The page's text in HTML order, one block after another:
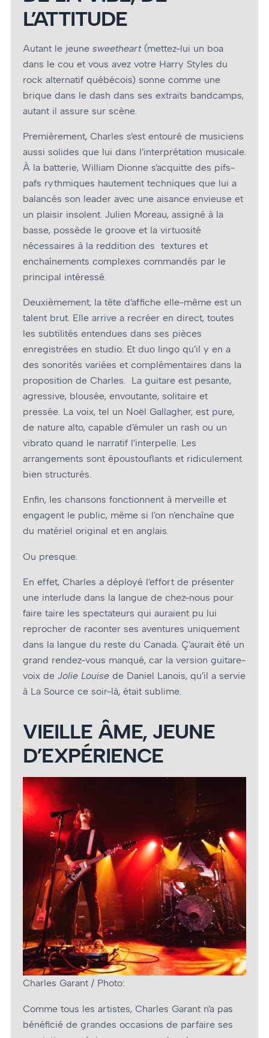
L’ATTITUDE
Autant le jeune sweetheart(mettez-lui un boa
dans le cou et vous avez votre Harry Styles du
rock alternatif québécois) sonne comme une
brique dans le dash dans ses extraits bandcamps,
autant il assure sur scène.
Premièrement, Charles s’est entouré de musiciens
aussi solides que lui dans l’interprétation musicale.
À la batterie, William Dionne s’acquitte des pifs-
pafs rythmiques hautement techniques que lui a
balancés son leader avec une aisance envieuse et
un plaisir insolent. Julien Moreau, assigné à la
basse, possède le groove et la virtuosité
nécessaires à la reddition des textures et
enchaînements complexes commandés par le
principal intéressé.
Deuxièmement, la tête d’affiche elle-même est un
talent brut. Elle arrive a recréer en direct, toutes
les subtilités entendues dans ses pièces
enregistrées en studio. Et duo lingo qu’il y en a
des sonorités variées et complémentaires dans la
proposition de Charles. La guitare est pesante,
agressive, blousée, envoutante, solitaire et
pressée. La voix, tel un Noël Gallagher, est pure,
de nature alto, capable d’émuler un rash ou un
vibrato quand le narratif l’interpelle. Les
arrangements sont époustouflants et ridiculement
bien structurés.
Enfin, les chansons fonctionnent à merveille et
engagent le public, même si l’on n’enchaîne que
du matériel original et en anglais.
Ou presque.
En effet, Charles a déployé l’effort de présenter
une interlude dans la langue de chez-nous pour
faire taire les spectateurs qui auraient pu lui
reprocher de raconter ses aventures uniquement
dans la langue du reste du Canada. Ç’aurait été un
grand rendez-vous manqué, car la version guitare-
voix de Jolie Louise de Daniel Lanois, qu’il a servie
à La Source ce soir-là, était sublime.
VIEILLE ÂME, JEUNE
D’EXPÉRIENCE
Charles Garant / Photo:
Comme tous les artistes, Charles Garant n’a pas
bénéficié de grandes occasions de parfaire ses